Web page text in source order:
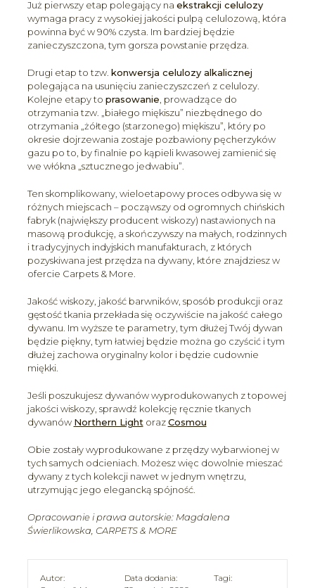
Już pierwszy etap polegający na ekstrakcji celulozy
wymaga pracy z wysokiej jakości pulpą celulozową, która
powinna być w 90% czysta. Im bardziej będzie
zanieczyszczona, tym gorsza powstanie przędza.
Drugi etap to tzw. konwersja celulozy alkalicznej
polegająca na usunięciu zanieczyszczeń z celulozy.
Kolejne etapy to prasowanie , prowadzące do
otrzymania tzw. „białego miękiszu” niezbędnego do
otrzymania „żółtego (starzonego) miękiszu”, który po
okresie dojrzewania zostaje pozbawiony pęcherzyków
gazu po to, by finalnie po kąpieli kwasowej zamienić się
we włókna „sztucznego jedwabiu”.
Ten skomplikowany, wieloetapowy proces odbywa się w
różnych miejscach – począwszy od ogromnych chińskich
fabryk (największy producent wiskozy) nastawionych na
masową produkcję, a skończywszy na małych, rodzinnych
i tradycyjnych indyjskich manufakturach, z których
pozyskiwana jest przędza na dywany, które znajdziesz w
ofercie Carpets & More.
Jakość wiskozy, jakość barwników, sposób produkcji oraz
gęstość tkania przekłada się oczywiście na jakość całego
dywanu. Im wyższe te parametry, tym dłużej Twój dywan
będzie piękny, tym łatwiej będzie można go czyścić i tym
dłużej zachowa oryginalny kolor i będzie cudownie
miękki.
Jeśli poszukujesz dywanów wyprodukowanych z topowej
jakości wiskozy, sprawdź kolekcję ręcznie tkanych
dywanów Northern Light orazCosmou
Obie zostały wyprodukowane z przędzy wybarwionej w
tych samych odcieniach. Możesz więc dowolnie mieszać
dywany z tych kolekcji nawet w jednym wnętrzu,
utrzymując jego elegancką spójność.
Opracowanie i prawa autorskie: Magdalena
Świerlikowska, CARPETS & MORE
Autor:
Data dodania:
Tagi: